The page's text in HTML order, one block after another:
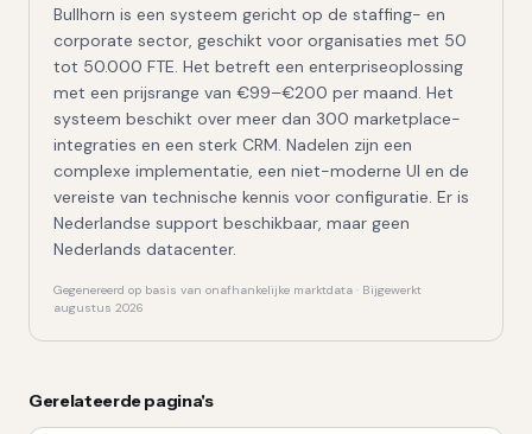
Bullhorn is een systeem gericht op de staffing- en
corporate sector, geschikt voor organisaties met 50
tot 50.000 FTE. Het betreft een enterpriseoplossing
met een prijsrange van €99–€200 per maand. Het
systeem beschikt over meer dan 300 marketplace-
integraties en een sterk CRM. Nadelen zijn een
complexe implementatie, een niet-moderne UI en de
vereiste van technische kennis voor configuratie. Er is
Nederlandse support beschikbaar, maar geen
Nederlands datacenter.
Gegenereerd op basis van onafhankelijke marktdata · Bijgewerkt
augustus 2026
Gerelateerde pagina's